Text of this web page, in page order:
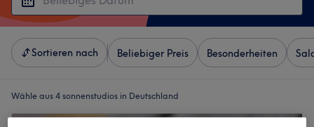
Sortieren nach Beliebiger Preis Besonderheiten
Wähle aus 4 sonnenstudios in Deutschland